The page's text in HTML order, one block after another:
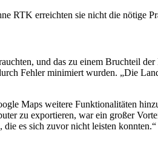
RTK erreichten sie nicht die nötige
und das zu einem Bruchteil
Fehler minimiert wurden. „Die
Maps weitere Funktionalitäten
zu exportieren, war ein großer
es sich zuvor nicht leisten konnten.“